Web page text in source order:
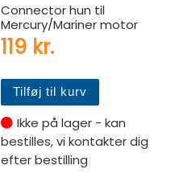
Connector hun til
Mercury/Mariner motor
119 kr.
Tilføj til kurv
Ikke på lager - kan
bestilles, vi kontakter dig
efter bestilling